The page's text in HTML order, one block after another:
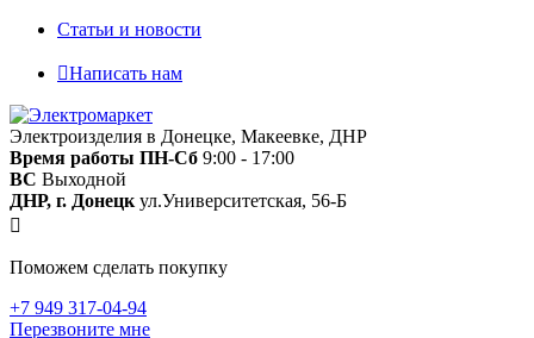
Статьи и новости
Написать нам
Электроизделия в Донецке, Макеевке, ДНР
Время работы ПН-Сб 9:00 - 17:00
ВС Выходной
ДНР, г. Донецк ул.Университетская, 56-Б
Поможем сделать покупку
+7 949 317-04-94
Перезвоните мне